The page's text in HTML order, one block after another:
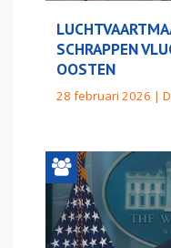
SCHRAPPEN
OOSTEN
28 februari 2026 |